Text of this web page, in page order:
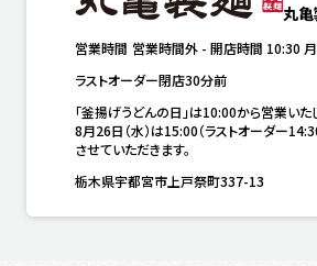
丸
営業時間 営業時間外 - 開店時間 10:30
ラストオーダー閉店30分前
「釜揚げうどんの日」は10:00から営業いた
8月26日（水）は15:00（ラストオーダー
させていただきます。
栃木県宇都宮市上戸祭町337-13